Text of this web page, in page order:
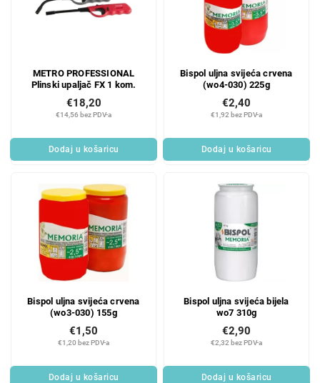
METRO PROFESSIONAL
Plinski upaljač FX 1 kom.
€14,56 bez PDV-a
€18,20
Dodaj u košaricu
Bispol uljna svijeća crvena
(wo4-030) 225g
€1,92 bez PDV-a
€2,40
Dodaj u košaricu
Bispol uljna svijeća crvena
(wo3-030) 155g
€1,20 bez PDV-a
€1,50
Dodaj u košaricu
Bispol uljna svijeća bijela
wo7 310g
€2,32 bez PDV-a
€2,90
Dodaj u košaricu